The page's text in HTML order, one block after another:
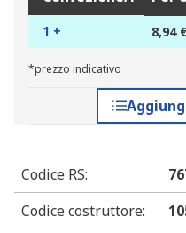
1 + 8,94
*prezzo indicativo
Codice RS:
Codice costruttore: